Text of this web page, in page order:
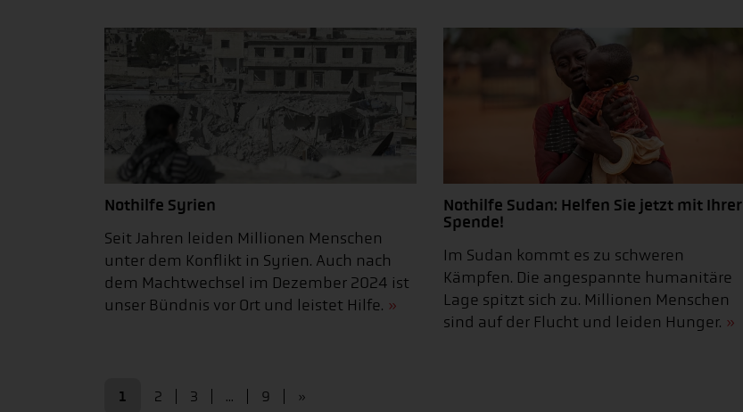
Nothilfe Syrien
Seit Jahren leiden Millionen Menschen
unter dem Konflikt in Syrien. Auch nach
dem Machtwechsel im Dezember 2024 ist
unser Bündnis vor Ort und leistet Hilfe.
Nothilfe Sudan: Helfen Sie jetzt mit Ihrer
Spende!
Im Sudan kommt es zu schweren
Kämpfen. Die angespannte humanitäre
Lage spitzt sich zu. Millionen Menschen
sind auf der Flucht und leiden Hunger.
1 2 3 ... 9 »